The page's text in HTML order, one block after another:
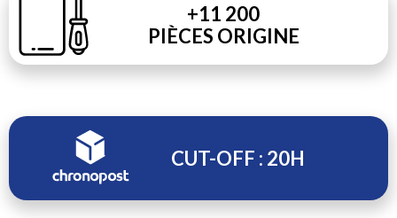
+11 200
PIÈCES ORIGINE
CUT-OFF : 20H